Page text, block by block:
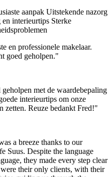
aanpak Uitstekende nazorg
en interieurtips Sterke
en professionele makelaar.
goed geholpen."
met de waardebepaling
interieurtips om onze
zetten. Reuze bedankt Fred!"
a breeze thanks to our
Suus. Despite the language
they made every step clear
their only clients, with their